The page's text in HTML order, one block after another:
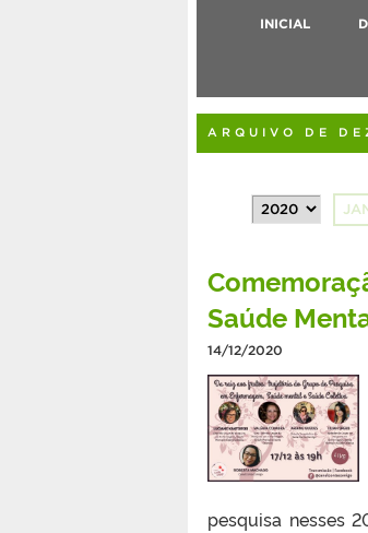
INICIAL
ARQUIVO DE
Saúde
14/12/2020
pesquisa nesses